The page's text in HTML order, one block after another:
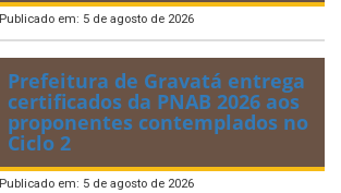
Publicado em: 5 de agosto de 2026
Prefeitura de Gravatá entrega
certificados da PNAB 2026 aos
proponentes contemplados no
Ciclo 2
Publicado em: 5 de agosto de 2026